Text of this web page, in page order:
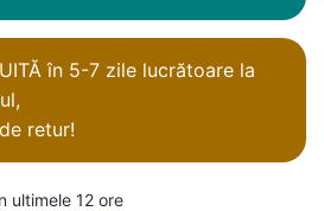
în 5-7 zile lucrătoare la
retur!
ultimele 12 ore